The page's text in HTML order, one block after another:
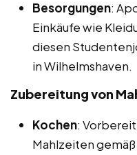
Besorgungen:
Einkäufe wie
diesen
in Wilhelmshaven.
Zubereitung von
Kochen:
Mahlzeiten